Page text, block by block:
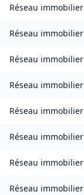
Réseau immobilier
Réseau immobilier
Réseau immobilier
Réseau immobilier
Réseau immobilier
Réseau immobilier
Réseau immobilier
Réseau immobilier